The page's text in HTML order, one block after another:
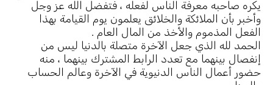
يكره صاحبه معرفة الناس لفعله ، فتفضل الله عز وجل
وأخبر بأن الملائكة والخلائق يعلمون يوم القيامة بهذا
الفعل المذموم والأخذ من المال العام .
الحمد لله الذي جعل الآخرة متصلة بالدنيا ليس من
إنفصال بينهما مع تعدد الرابط المشترك بينهما ، منه
حضور أعمال الناس الدنيوية في الآخرة وعالم الحساب